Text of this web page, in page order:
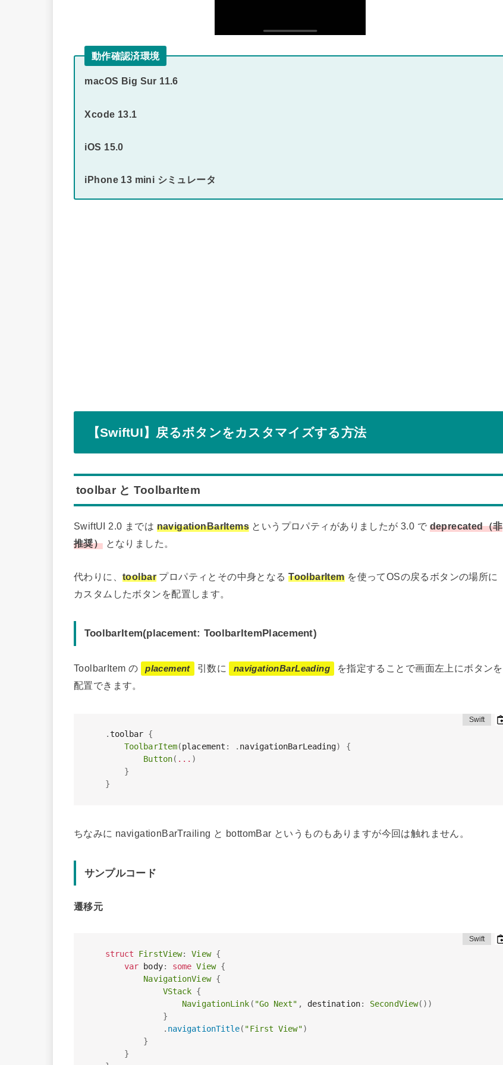
動作確認済環境
macOS Big Sur 11.6
Xcode 13.1
iOS 15.0
iPhone 13 mini シミュレータ
【SwiftUI】戻るボタンをカスタマイズする方法
toolbar と ToolbarItem
SwiftUI 2.0 までは navigationBarItems というプロパティがありましたが 3.0 で deprecated（非
推奨） となりました。
代わりに、toolbarプロパティとその中身となるToolbarItemを使ってOSの戻るボタンの場所に
カスタムしたボタンを配置します。
ToolbarItem(placement: ToolbarItemPlacement)
ToolbarItem の placement 引数に navigationBarLeading
を指定することで画面左上にボタンを
配置できます。
.toolbar {
ToolbarItem(placement : . navigationBarLeading)
{
Button( ... )
}
}
ちなみに navigationBarTrailing と bottomBar というものもありますが今回は触れません。
サンプルコード
遷移元
struct FirstView: View {
var body: some View {
NavigationView {
VStack {
NavigationLink ( "Go Next" , destination: SecondView( ) )
}
. navigationTitle( "First View")
}
}